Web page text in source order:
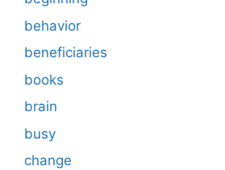
behavior
beneficiaries
books
brain
busy
change